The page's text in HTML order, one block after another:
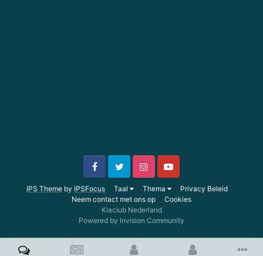
IPS Theme by IPSFocus Taal Thema
Privacy Beleid
Neem contact met ons op
Cookies
Kiaclub Nederland
Powered by Invision Community